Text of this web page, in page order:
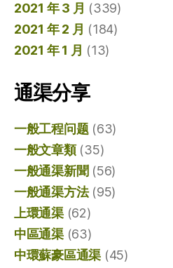
2021 年 3 月 (339)
2021 年 2 月 (184)
2021 年 1 月 (13)
通渠分享
一般工程问题(63)
一般文章類(35)
一般通渠新聞 (56)
一般通渠方法(95)
上環通渠(62)
中區通渠(63)
中環蘇豪區通渠 (45)